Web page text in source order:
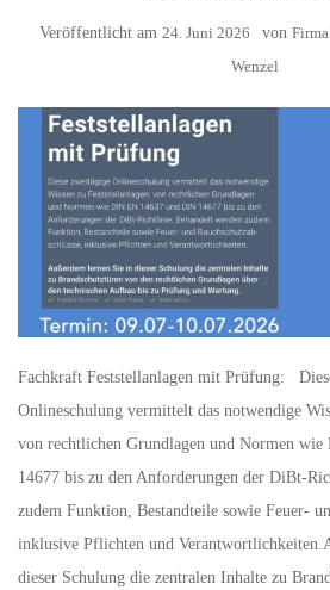
Veröffentlicht am 24. Juni 2026 von
Wenzel
Fachkraft Feststellanlagen mit Prüfung:
Onlineschulung vermittelt das notwendige
von rechtlichen Grundlagen und Normen
14677 bis zu den Anforderungen der DiBt-
zudem Funktion, Bestandteile sowie Feuer-
inklusive Pflichten und
dieser Schulung die zentralen Inhalte zu